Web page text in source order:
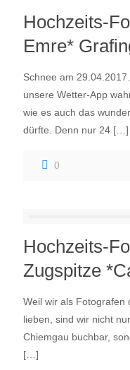
Hochzeits-
Emre*
Schnee am
unsere Wetter-App
wie es auch das
dürfte. Denn nur 24 […]
0
Hochzeits-
Zugspitze
Weil wir als Fotografen
lieben, sind wir nicht
Chiemgau buchbar,
[…]